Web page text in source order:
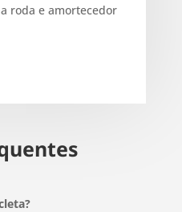
roda e amortecedor